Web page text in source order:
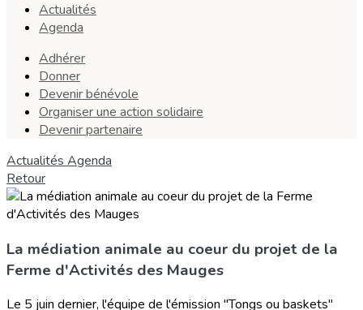
Actualités
Agenda
Adhérer
Donner
Devenir bénévole
Organiser une action solidaire
Devenir partenaire
Actualités Agenda
Retour
La médiation animale au coeur du projet de la
Ferme d'Activités des Mauges
Le 5 juin dernier, l'équipe de l'émission "Tongs ou baskets"